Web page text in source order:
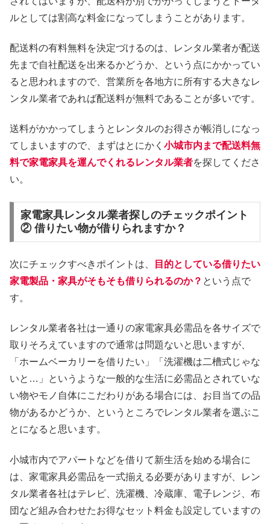
ルとしては割高な料金になってしまうことがあります。
配送料の有料無料を決定づけるのは、レンタル業者が配送
先まで自社配送を出来るかどうか、という点にかかってい
ると思われますので、営業所を各地方に所有する大きなレ
ンタル業者であれば配送料が無料であることが多いです。
送料がかかってしまうとレンタルのお得さが帳消しになっ
てしまいますので、まずはとにかく 小城市内まで配送料無
料で家電家具を運んでくれるレンタル業者を探してくださ
い。
家電家具レンタル業者探しのチェックポイント
② 借りたい物が借りられますか？
次にチェックすべきポイントは、
目的としている借りたい
家電製品・家具がそもそも借りられるのか？ という点で
す。
レンタル業者各社は一通りの家電家具必需品を各サイズで
取りそろえていますので通常は問題ないと思いますが、
「ホームベーカリーを借りたい」「洗濯機は二槽式じゃな
いと…」というような一般的な生活に必需品とされていな
い物やモノ自体にこだわりがある場合には、お目当ての品
物があるかどうか、というところでレンタル業者を選ぶこ
とになると思います。
小城市内でアパートなどを借りて新生活を始める場合に
は、家電家具必需品を一式揃える必要がありますが、レン
タル業者各社はテレビ、洗濯機、冷蔵庫、電子レンジ、布
団など組み合わせたお得なセット料金も設定していますの